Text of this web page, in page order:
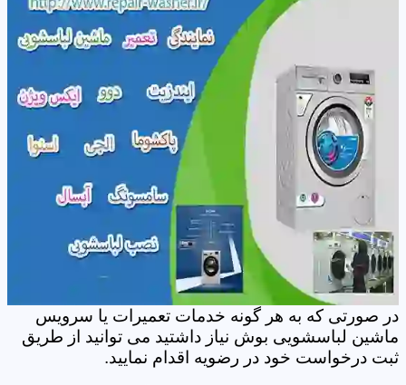
در صورتی که به هر گونه خدمات تعمیرات یا سرویس
ماشین لباسشویی بوش نیاز داشتید می توانید از طریق
ثبت درخواست خود در رضویه اقدام نمایید.